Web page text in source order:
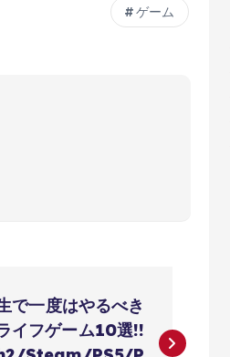
ゲーム
で一度はやるべき
イフゲーム10選!!